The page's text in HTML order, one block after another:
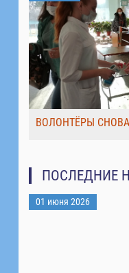
ВОЛОНТЁРЫ
ПОСЛЕДНИЕ
01 июня 2026